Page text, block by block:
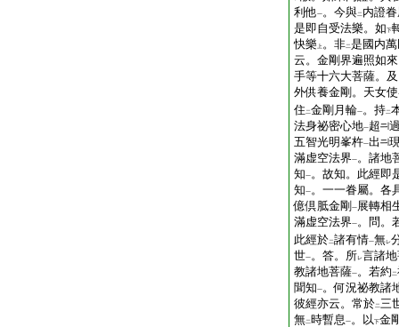
利他一。今與二 内證
是即自受法樂。如下
快樂 上 。非二是國内
云。金剛界遍照如
手等十六大菩薩。
外供養金剛。天女使
住 二金剛月輪一。持二
法身祕密心地一超
五智光明峯杵一出
滿虚空法界一。諸地
知一。故知。此經即
知一。一一眷屬。各
億倶胝金剛 一展轉相
滿虚空法界一。問。
此經於二諸有情一無レ
世一。答。所レ言諸
教諸地菩薩一。若約 二
聞知一。何況祕教諸
彼經亦云。常於二三
無二時暫息一。以下金